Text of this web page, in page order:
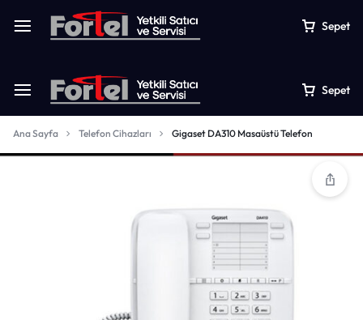
Sepet
Sepet
Ana Sayfa Telefon Cihazları Gigaset DA310 Masaüstü Telefon